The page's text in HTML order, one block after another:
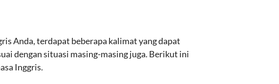
Anda, terdapat beberapa kalimat yang dapat
dengan situasi masing-masing juga. Berikut ini
Inggris.